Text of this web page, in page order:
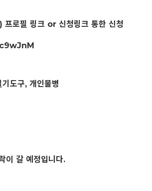
로필 링크 or 신청링크 통한 신청
도구, 개인물병
이 갈 예정입니다.